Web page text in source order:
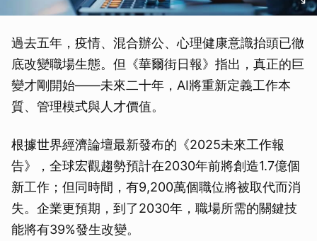
過去五年，疫情、混合辦公、心理健康意識抬頭已徹
底改變職場生態。但《華爾街日報》指出，真正的巨
變才剛開始——未來二十年，AI將重新定義工作本
質、管理模式與人才價值。
根據世界經濟論壇最新發布的《2025未來工作報
告》，全球宏觀趨勢預計在2030年前將創造1.7億個
新工作；但同時間，有9,200萬個職位將被取代而消
失。企業更預期，到了2030年，職場所需的關鍵技
能將有39%發生改變。